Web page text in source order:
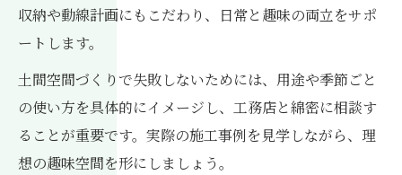
収納や動線計画にもこだわり、日常と趣味の両立をサポ
ートします。
土間空間づくりで失敗しないためには、用途や季節ごと
の使い方を具体的にイメージし、工務店と綿密に相談す
ることが重要です。実際の施工事例を見学しながら、理
想の趣味空間を形にしましょう。